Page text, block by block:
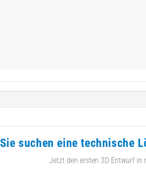
Sie suchen eine technische
Jetzt den ersten 3D Entwurf in